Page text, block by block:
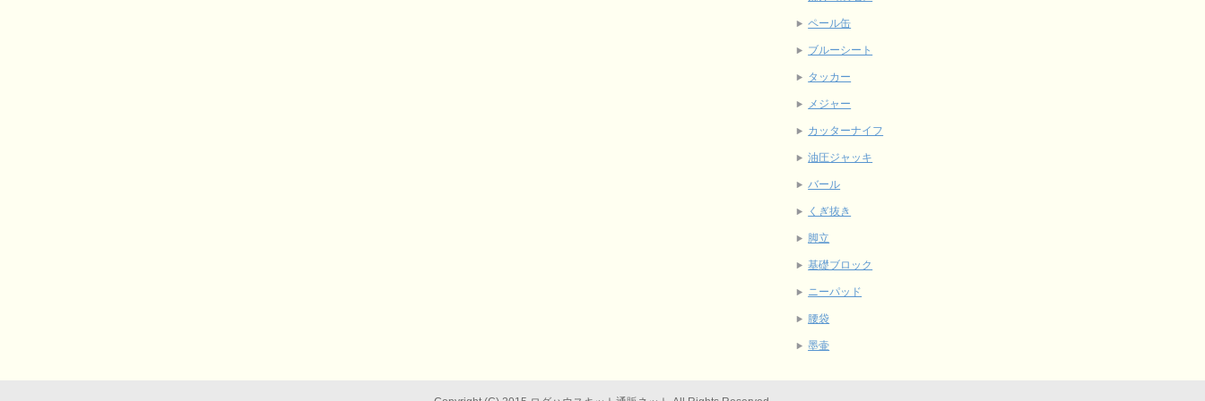
ペール缶
ブルーシート
タッカー
メジャー
カッターナイフ
油圧ジャッキ
バール
くぎ抜き
脚立
基礎ブロック
ニーパッド
腰袋
墨壷